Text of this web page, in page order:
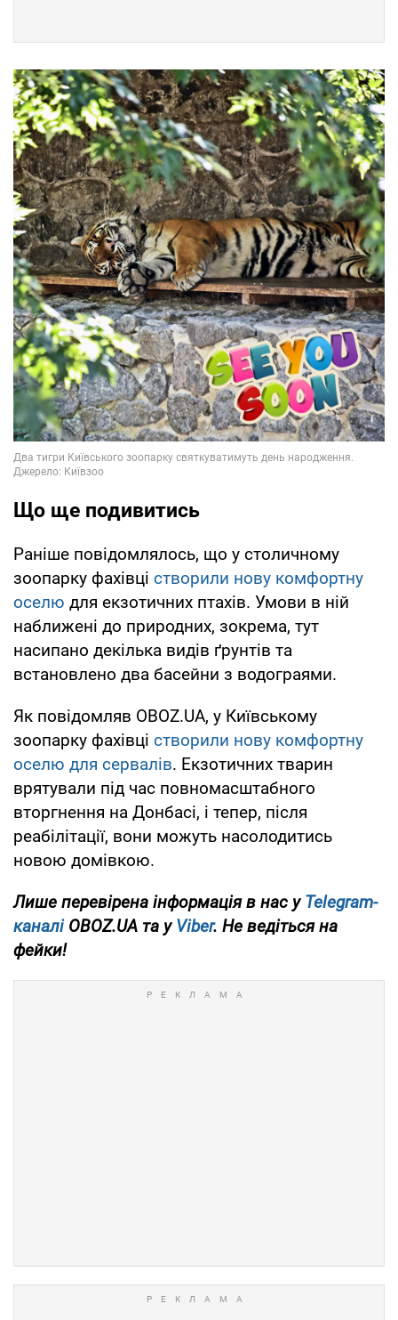
Що ще подивитись
Раніше повідомлялось, що у столичному
зоопарку фахівці створили нову комфортну
оселю для екзотичних птахів. Умови в ній
наближені до природних, зокрема, тут
насипано декілька видів ґрунтів та
встановлено два басейни з водограями.
Як повідомляв OBOZ.UA, у Київському
зоопарку фахівці створили нову комфортну
оселю для сервалів. Екзотичних тварин
врятували під час повномасштабного
вторгнення на Донбасі, і тепер, після
реабілітації, вони можуть насолодитись
новою домівкою.
Лише перевірена інформація в нас уTelegram-
каналіOBOZ.UA та уViber. Не ведіться на
фейки!